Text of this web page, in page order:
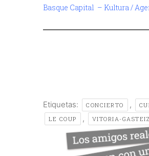
Basque Capital – Kultura /
Etiquetas: CONCIERTO ,
LE COUP , VITORIA-GASTEIZ